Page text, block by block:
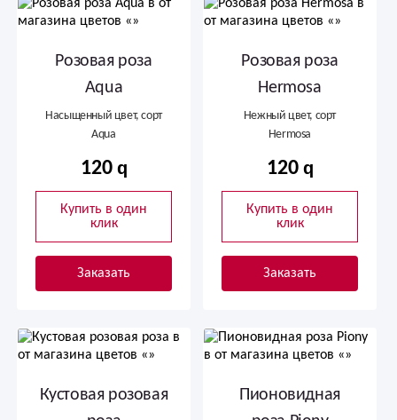
Розовая роза
Aqua
Насыщенный цвет, сорт
Aqua
120
Купить в один
клик
Заказать
Розовая роза
Hermosa
Нежный цвет, сорт
Hermosa
120
Купить в один
клик
Заказать
Кустовая розовая
Пионовидная